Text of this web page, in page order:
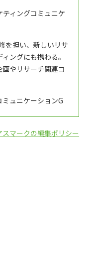
ィングコミュニケ
を担い、新しいリサ
ングにも携わる。
やリサーチ関連コ
ュニケーションG
スマークの編集ポリシー